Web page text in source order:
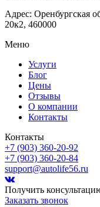
Адрес: Оренбургская
20к2, 460000
Меню
Услуги
Блог
Цены
Отзывы
О компании
Контакты
Контакты
+7 (903) 360-20-92
+7 (903) 360-20-84
support@autolife56.ru
Получить
Заказать звонок